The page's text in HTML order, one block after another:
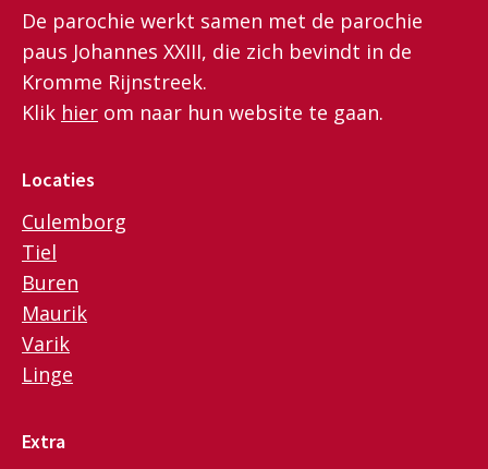
De parochie werkt samen met de parochie
paus Johannes XXIII, die zich bevindt in de
Kromme Rijnstreek.
Klik hier om naar hun website te gaan.
Locaties
Culemborg
Tiel
Buren
Maurik
Varik
Linge
Extra